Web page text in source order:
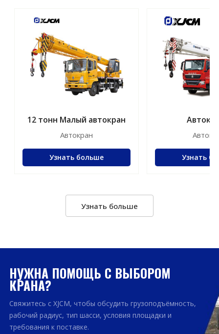
12 тонн Малый автокран
Автокран
Узнать больше
на 30 тонн
Узнать
Узнать больше
НУЖНА ПОМОЩЬ С ВЫБОРОМ
КРАНА?
Свяжитесь с XJCM, чтобы обсудить грузоподъёмность,
рабочий радиус, тип шасси, условия площадки и
требования к поставке.